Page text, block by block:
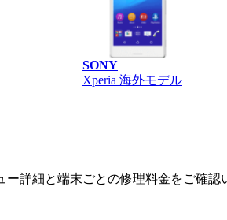
SONY
Xperia 海外モデル
詳細と端末ごとの修理料金をご確認